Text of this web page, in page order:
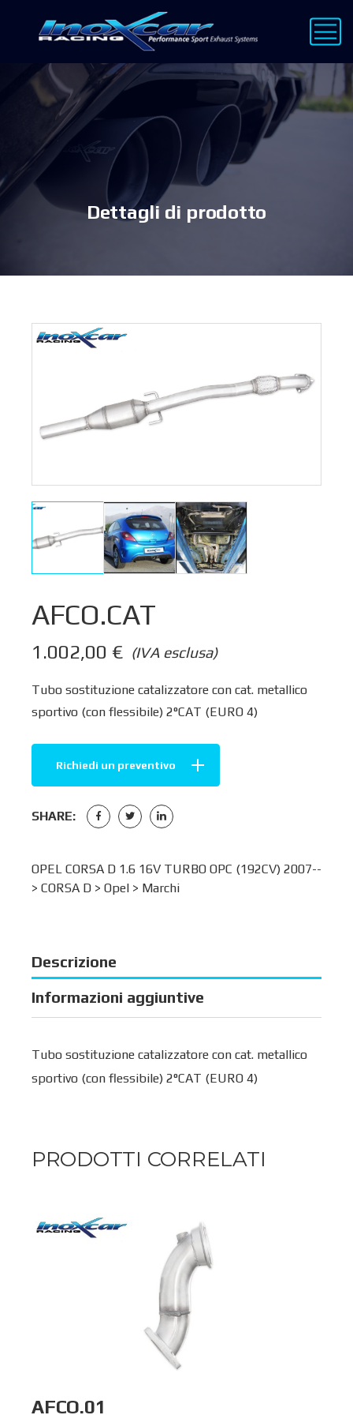
Dettagli di prodotto
AFCO.CAT
(IVA esclusa)
1.002,00 €
Tubo sostituzione catalizzatore con cat. metallico
sportivo (con flessibile) 2°CAT (EURO 4)
Richiedi un preventivo
SHARE:
OPEL CORSA D 1.6 16V TURBO OPC (192CV) 2007--
> CORSA D > Opel > Marchi
Descrizione
Informazioni aggiuntive
Tubo sostituzione catalizzatore con cat. metallico
sportivo (con flessibile) 2°CAT (EURO 4)
PRODOTTI CORRELATI
AFCO.01